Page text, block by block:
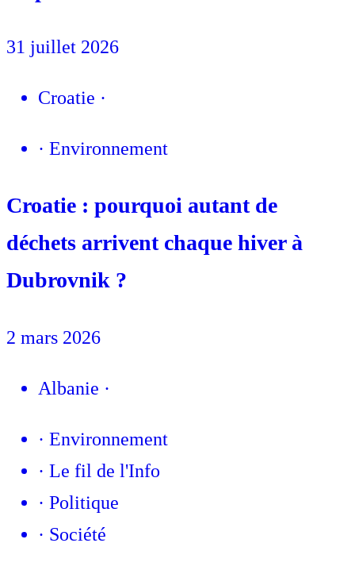
31 juillet 2026
Croatie ·
· Environnement
Croatie : pourquoi autant de
déchets arrivent chaque hiver à
Dubrovnik ?
2 mars 2026
Albanie ·
· Environnement
· Le fil de l'Info
· Politique
· Société